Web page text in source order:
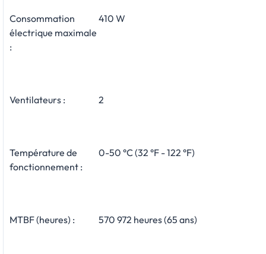
Consommation
électrique maximale
:
410 W
Ventilateurs : 2
Température de
fonctionnement :
0-50 °C (32 °F - 122 °F)
MTBF (heures) : 570 972 heures (65 ans)